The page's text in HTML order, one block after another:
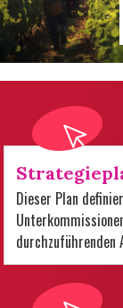
Dieser Plan
durchzuführenden